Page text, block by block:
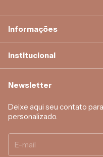
Informações
Institucional
Newsletter
Deixe aqui seu contato
personalizado.